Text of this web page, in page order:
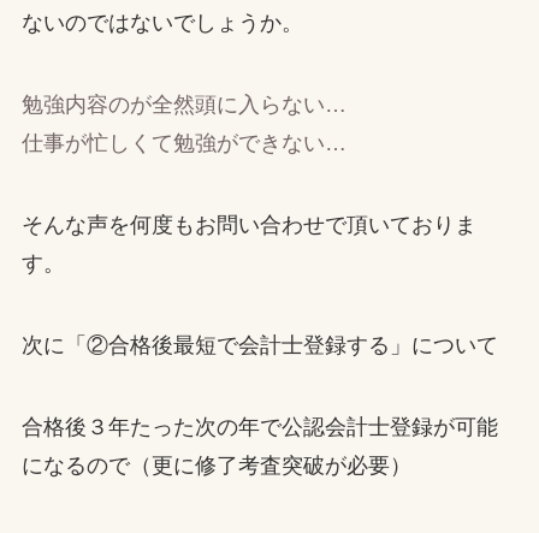
ないのではないでしょうか。
勉強内容のが全然頭に入らない…
仕事が忙しくて勉強ができない…
そんな声を何度もお問い合わせで頂いておりま
す。
次に「②合格後最短で会計士登録する」について
合格後３年たった次の年で公認会計士登録が可能
になるので（更に修了考査突破が必要）